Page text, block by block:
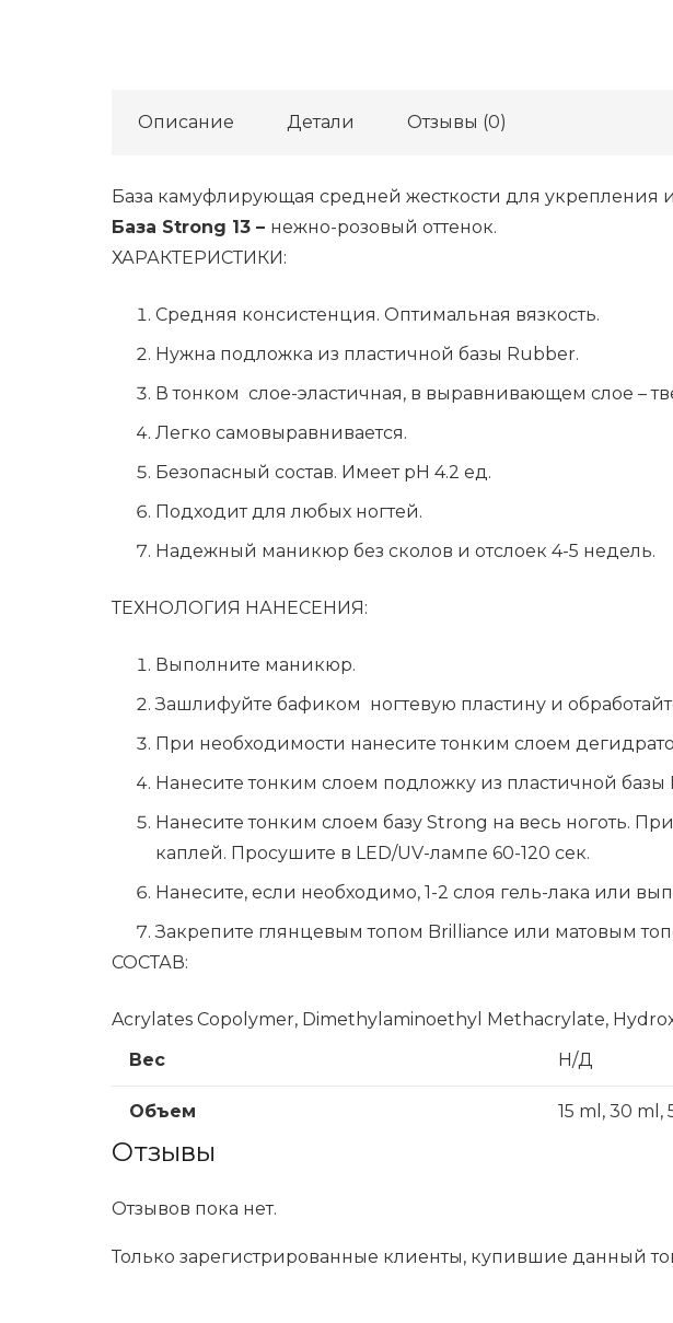
Описание Детали Отзывы (0)
База камуфлирующая средней жесткости для укрепления
База Strong 13 – нежно-розовый оттенок.
ХАРАКТЕРИСТИКИ:
Средняя консистенция. Оптимальная вязкость.
Нужна подложка из пластичной базы Rubber.
В тонком слое-эластичная, в выравнивающем слое –
Легко самовыравнивается.
Безопасный состав. Имеет рН 4.2 ед.
Подходит для любых ногтей.
Надежный маникюр без сколов и отслоек 4-5 недель.
ТЕХНОЛОГИЯ НАНЕСЕНИЯ:
Выполните маникюр.
Зашлифуйте бафиком ногтевую пластину и
При необходимости нанесите тонким слоем
Нанесите тонким слоем подложку из пластичной
Нанесите тонким слоем базу Strong на весь ноготь.
каплей. Просушите в LED/UV-лампе 60-120 сек.
Нанесите, если необходимо, 1-2 слоя гель-лака или
Закрепите глянцевым топом Brilliance или матовым
СОСТАВ:
Acrylates Copolymer, Dimethylaminoethyl Methacrylate,
Вес
Н/Д
Объем 15 ml, 30 ml,
Отзывы
Отзывов пока нет.
Только зарегистрированные клиенты, купившие данный